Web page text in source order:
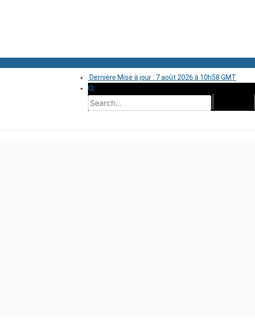
Dernière Mise à jour : 7 août 2026 à 10h58 GMT